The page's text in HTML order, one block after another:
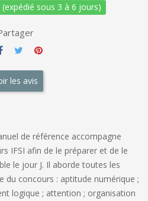
sous 3 à 6 jours)
les avis
de référence accompagne
IFSI afin de le préparer et de le
le jour J. Il aborde toutes les
du concours : aptitude numérique ;
logique ; attention ; organisation